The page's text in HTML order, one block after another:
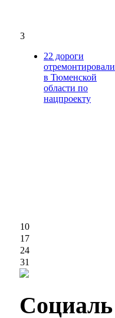
3
22 дороги
отремонтировали
в Тюменской
области по
нацпроекту
10
17
24
31
Социаль